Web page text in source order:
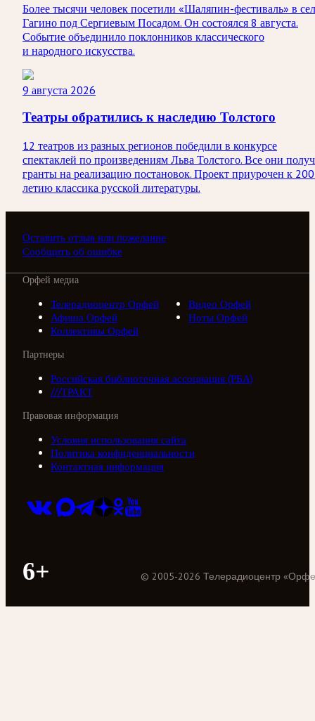
Более тысячи человек посетили «Шаляпин-фестиваль» в
Гагино под Сергиевым Посадом. Он состоялся 8 августа.
Событие объединило поклонников классического
и народного искусства.
9 августа 2026
Театры обратились к наследию Толстого
12 театров из разных регионов победили в конкурсе
спектаклей по произведениям Льва Толстого. Все они
гранты на реализацию постановок. Проект приурочен к
летию классика русской литературы.
Оставить отзыв или пожелание
Сообщить об ошибке
Орфей медиа
Телерадиоцентр Орфей
Видео Орфей
Афиша Орфей
Ноты Орфей
Коллективы Орфей
Партнеры
Российская библиотечная ассоциация (РБА)
///ТРАКТ
Правовая информация
Условия использования сайта
Политика конфиденциальности
Контактная информация
6+ © 2005-2026 Телерадиоцентр